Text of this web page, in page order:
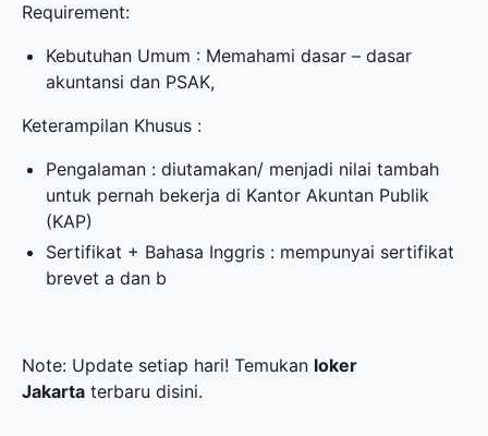
Requirement:
Kebutuhan Umum : Memahami dasar – dasar
akuntansi dan PSAK,
Keterampilan Khusus :
Pengalaman : diutamakan/ menjadi nilai tambah
untuk pernah bekerja di Kantor Akuntan Publik
(KAP)
Sertifikat + Bahasa Inggris : mempunyai sertifikat
brevet a dan b
Note: Update setiap hari! Temukan loker
Jakarta terbaru disini.